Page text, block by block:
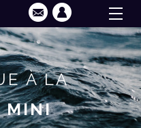
À LA
MINI